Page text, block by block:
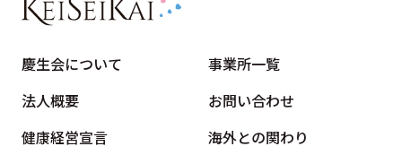
慶生会について
事業所一覧
法人概要
お問い合わせ
健康経営宣言
海外との関わり